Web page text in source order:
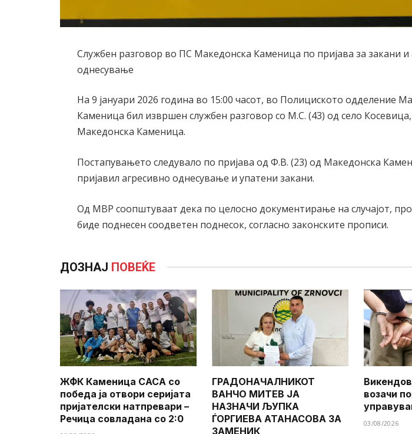
Службен разговор во ПС Македонска Каменица по пријава за закани и
однесување
На 9 јануари 2026 година во 15:00 часот, во Полициското одделение
Каменица бил извршен службен разговор со М.С. (43) од село
Македонска Каменица.
Постапувањето следувало по пријава од Ф.В. (23) од Македонска
пријавил агресивно однесување и упатени закани.
Од МВР соопштуваат дека по целосно документирање на случајот,
биде поднесен соодветен поднесок, согласно законските прописи.
ДОЗНАЈ ПОВЕЌЕ
ЖФК Каменица САСА со
победа ја отвори серијата
пријателски натпревари –
Речица совладана со 2:0
ГРАДОНАЧАЛНИКОТ
ВАНЧО МИТЕВ ЈА
НАЗНАЧИ ЉУПКА
ЃОРГИЕВА АТАНАСОВА ЗА
ЗАМЕНИК
возачи
03/08/2026